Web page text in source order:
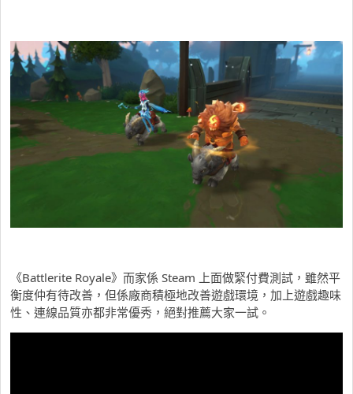
《Battlerite Royale》而家係 Steam 上面做緊付費測試，雖然平
衡度仲有待改善，但係廠商積極地改善遊戲環境，加上遊戲趣味
性、連線品質亦都非常優秀，絕對推薦大家一試。